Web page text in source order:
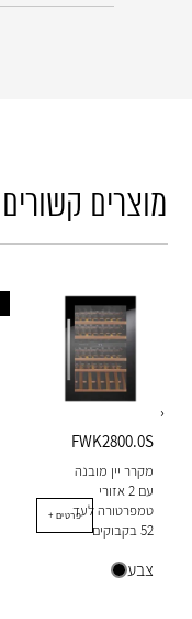
מוצרים קשורים
FWK2800.0S
מקרר יין מובנה
עם 2 אזורי
טמפרטורה לעד
52 בקבוקים
צבע
+ פרטים
›